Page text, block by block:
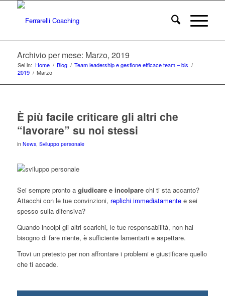
Archivio per mese: Marzo, 2019
Sei in: Home / Blog / Team leadership e gestione efficace team – bis /
2019 / Marzo
È più facile criticare gli altri che
“lavorare” su noi stessi
in News, Sviluppo personale
Sei sempre pronto a giudicare e incolparechi ti sta accanto?
Attacchi con le tue convinzioni, replichi immediatamentee sei
spesso sulla difensiva?
Quando incolpi gli altri scarichi, le tue responsabilità, non hai
bisogno di fare niente, è sufficiente lamentarti e aspettare.
Trovi un pretesto per non affrontare i problemi e giustificare quello
che ti accade.